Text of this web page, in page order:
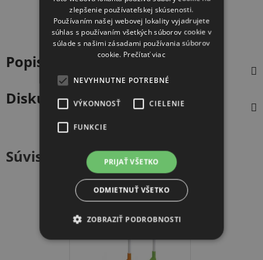
Popis
Diskusia
Súvisiaci tovar
zlepšenie používateľskej skúsenosti.
Používaním našej webovej lokality vyjadrujete
súhlas s používaním všetkých súborov cookie v
súlade s našimi zásadami používania súborov
cookie. Prečítať viac
NEVYHNUTNE POTREBNÉ
VÝKONNOSŤ CIELENIE
FUNKCIE
PRIJAŤ VŠETKO
ODMIETNUŤ VŠETKO
ZOBRAZIŤ PODROBNOSTI